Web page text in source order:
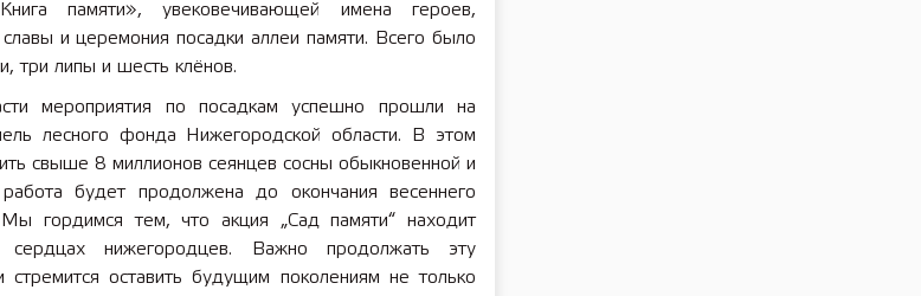
памяти», увековечивающей имена героев,
и церемония посадки аллеи памяти. Всего было
три липы и шесть клёнов.
мероприятия по посадкам успешно прошли на
лесного фонда Нижегородской области. В этом
свыше 8 миллионов сеянцев сосны обыкновенной и
будет продолжена до окончания весеннего
Мы гордимся тем, что акция „Сад памяти“ находит
нижегородцев. Важно продолжать эту
оставить будущим поколениям не только